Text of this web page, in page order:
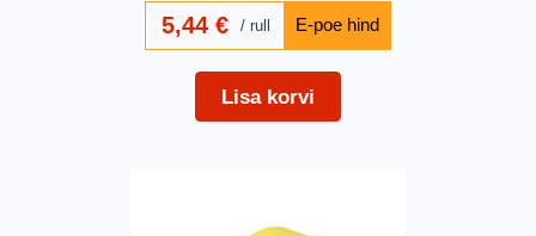
5,44€ rull
Lisa korvi